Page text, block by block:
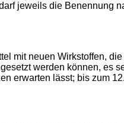
jeweils die Benennung
mit neuen Wirkstoffen,
werden können, es
erwarten lässt; bis zum